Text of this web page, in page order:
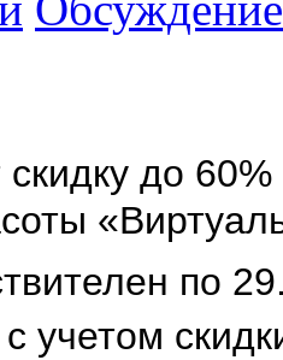
скидку до
по
учетом